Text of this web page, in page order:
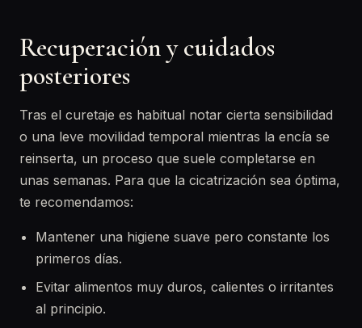
Recuperación y cuidados
posteriores
Tras el curetaje es habitual notar cierta sensibilidad
o una leve movilidad temporal mientras la encía se
reinserta, un proceso que suele completarse en
unas semanas. Para que la cicatrización sea óptima,
te recomendamos:
Mantener una higiene suave pero constante los
primeros días.
Evitar alimentos muy duros, calientes o irritantes
al principio.